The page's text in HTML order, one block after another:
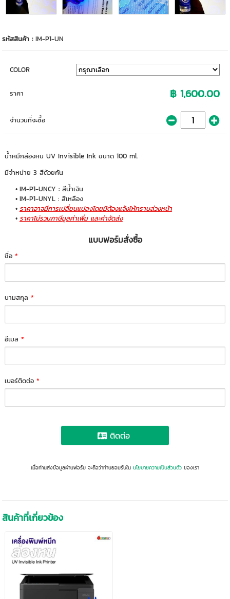
รหัสสินค้า :IM-P1-UN
COLOR
ราคา ฿ 1,600.00
จำนวนที่จะซื้อ
น้ำหมึกล่องหน UV Invisible Ink ขนาด 100 ml.
มีจำหน่าย 3 สีด้วยกัน
IM-P1-UNCY : สีน้ำเงิน
IM-P1-UNYL : สีเหลือง
ราคาอาจมีการเปลี่ยนแปลงโดยมิต้องแจ้งให้ทราบล่วงหน้า
ราคาไม่รวมภาษีมูลค่าเพิ่ม และค่าจัดส่ง
แบบฟอร์มสั่งซื้อ
ชื่อ*
นามสกุล*
อีเมล*
เบอร์ติดต่อ*
ติดต่อ
เมื่อท่านส่งข้อมูลผ่านฟอร์ม จะถือว่าท่านยอมรับใน นโยบายความเป็นส่วนตัว ของเรา
สินค้าที่เกี่ยวข้อง